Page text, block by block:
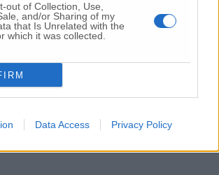
out of Collection, Use,
and/or Sharing of my
that Is Unrelated with the
which it was collected.
Data Access Privacy Policy